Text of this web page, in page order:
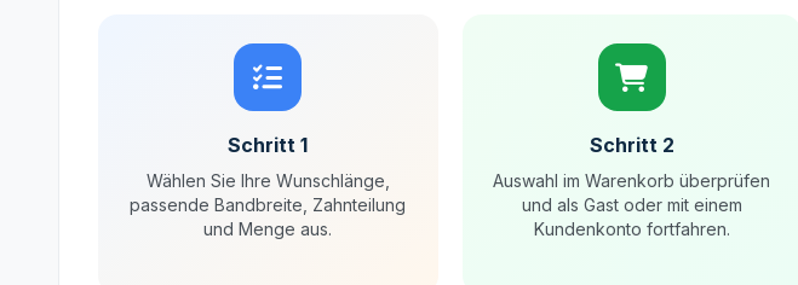
Schritt 1
Wählen Sie Ihre Wunschlänge,
passende Bandbreite, Zahnteilung
und Menge aus.
Schritt 2
Auswahl im Warenkorb überprüfen
und als Gast oder mit einem
Kundenkonto fortfahren.